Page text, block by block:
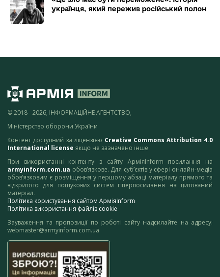
українця, який пережив російський полон
© 2018 - 2026, ІНФОРМАЦІЙНЕ АГЕНТСТВО,
Міністерство оборони України
Контент доступний за ліцензією Creative Commons Attribution 4.0
International license якщо не зазначено інше.
При використанні контенту з сайту АрміяInform посилання на
armyinform.com.ua обов’язкове. Для суб’єктів у сфері онлайн-медіа
обов’язковим є розміщення у першому абзаці матеріалу прямого та
відкритого для пошукових систем гіперпосилання на цитований
матеріал.
Політика користування сайтом АрміяInform
Політика використання файлів cookie
Зауваження та пропозиції по роботі сайту надсилайте на адресу:
webmaster@armyinform.com.ua